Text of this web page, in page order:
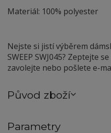
Materiál: 100% polyester
Nejste si jistí výběrem
SWEEP SWJ045? Zeptejte
zavolejte nebo pošlete e-
Původ zboží
Parametry